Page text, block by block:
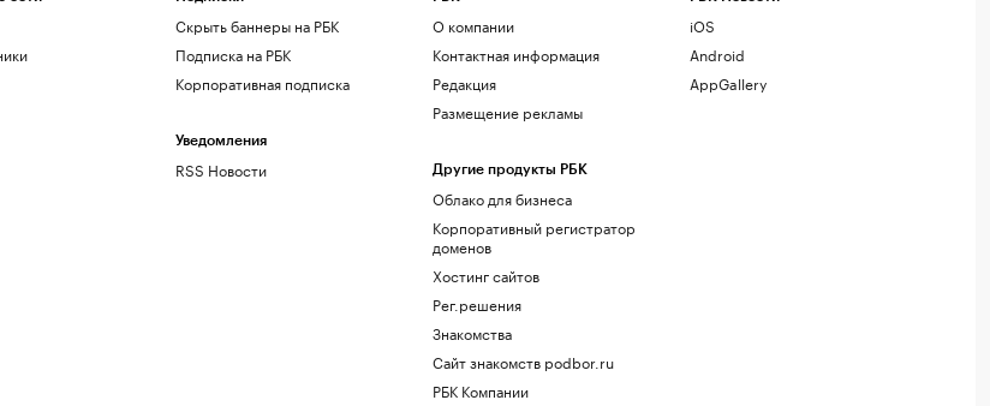
Скрыть баннеры на РБК
Подписка на РБК
Корпоративная подписка
Уведомления
RSS Новости
О компании
Контактная информация
Редакция
Размещение рекламы
Другие продукты РБК
Облако для бизнеса
Корпоративный регистратор
доменов
Хостинг сайтов
Рег.решения
Знакомства
Сайт знакомств podbor.ru
РБК Компании
iOS
Android
AppGallery